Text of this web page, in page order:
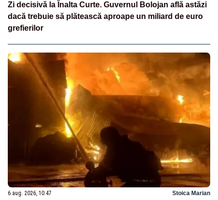
Zi decisivă la Înalta Curte. Guvernul Bolojan află astăzi
dacă trebuie să plătească aproape un miliard de euro
grefierilor
6 aug. 2026, 10:47 Stoica Marian